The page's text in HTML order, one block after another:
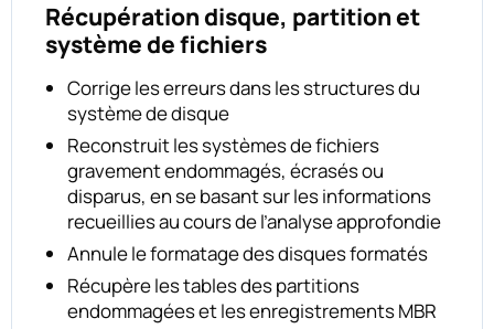
Récupération disque, partition et
système de fichiers
Corrige les erreurs dans les structures du
système de disque
Reconstruit les systèmes de fichiers
gravement endommagés, écrasés ou
disparus, en se basant sur les informations
recueillies au cours de l’analyse approfondie
Annule le formatage des disques formatés
Récupère les tables des partitions
endommagées et les enregistrements MBR